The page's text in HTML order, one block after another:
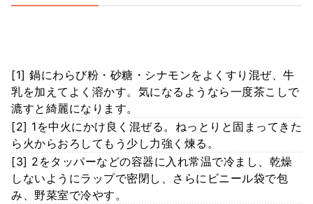
[1] 鍋にわらび粉・砂糖・シナモンをよくすり混ぜ、牛
乳を加えてよく溶かす。気になるようなら一度茶こしで
漉すと綺麗になります。
[2] 1を中火にかけ良く混ぜる。ねっとりと固まってきた
ら火からおろしてもう少し力強く煉る。
[3] 2をタッパーなどの容器に入れ常温で冷まし、乾燥
しないようにラップで密閉し、さらにビニール袋で包
み、野菜室で冷やす。